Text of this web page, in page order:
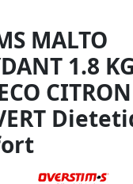
MALTO
1.8 KG
CITRON